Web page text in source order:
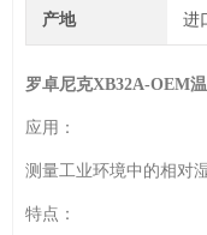
产地 进
罗卓尼克XB32A-OEM
应用：
测量工业环境中的相对
特点：